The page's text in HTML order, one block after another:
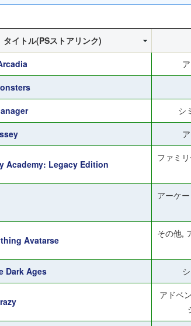
タイトル(PSストアリンク)
シ
Academy: Legacy Edition
ファミ
アーケ
Avatarse
その他,
Dark Ages
アドベ